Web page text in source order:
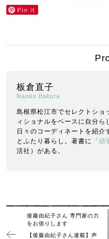
板倉直子
Naoko Itakura
島根県松江市でセレクトショ
ィショナルをベースに自分ら
日々のコーディネートを紹介
とふたり暮らし。著書に
『
活社）がある。
後藤由紀子さん 専門家の力
をお借りします
【後藤由紀子さん連載】声